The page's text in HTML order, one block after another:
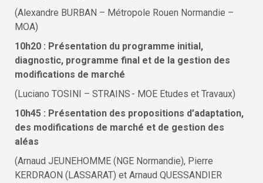
(Alexandre BURBAN – Métropole Rouen Normandie –
MOA)
10h20 : Présentation du programme initial,
diagnostic, programme final et de la gestion des
modifications de marché
(Luciano TOSINI – STRAINS - MOE Etudes et Travaux)
10h45 : Présentation des propositions d’adaptation,
des modifications de marché et de gestion des
aléas
(Arnaud JEUNEHOMME (NGE Normandie), Pierre
KERDRAON (LASSARAT) et Arnaud QUESSANDIER